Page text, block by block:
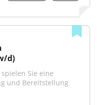
d)
Sie eine
und Bereitstellung